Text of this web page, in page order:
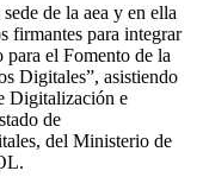
de la aea y en ella
firmantes para integrar
el Fomento de la
Digitales”, asistiendo
Digitalización e
de
del Ministerio de